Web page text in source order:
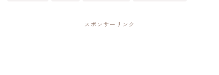
スポンサーリンク